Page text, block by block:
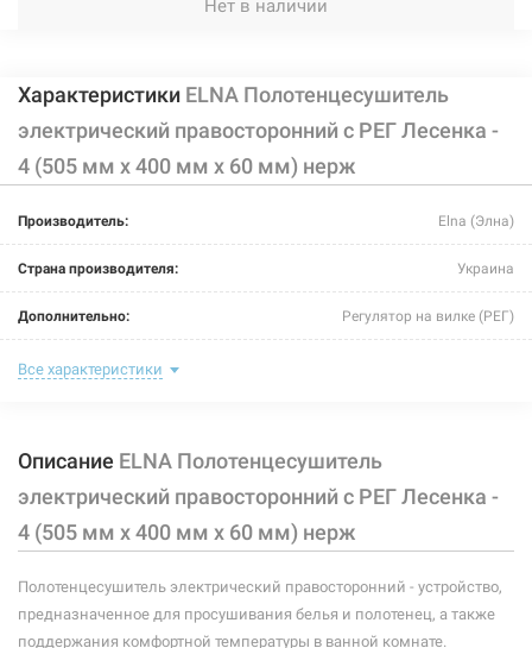
Нет в наличии
Характеристики ELNA Полотенцесушитель
электрический правосторонний с РЕГ Лесенка -
4 (505 мм х 400 мм х 60 мм) нерж
Производитель: Elna (Элна)
Страна производителя: Украина
Дополнительно: Регулятор на вилке (РЕГ)
Цвет:
Глубина:
Высота: 505 мм
Мощность: 45 Вт
Все характеристики
Описание ELNA Полотенцесушитель
электрический правосторонний с РЕГ Лесенка -
4 (505 мм х 400 мм х 60 мм) нерж
Полотенцесушитель электрический правосторонний - устройство,
предназначенное для просушивания белья и полотенец, а также
поддержания комфортной температуры в ванной комнате.